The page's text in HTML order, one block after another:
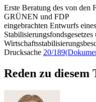
Erste Beratung des von
GRÜNEN und FDP
eingebrachten Entwurfs
Stabilisierungsfondsgesetzes
Drucksache 20/189
Reden zu diesem